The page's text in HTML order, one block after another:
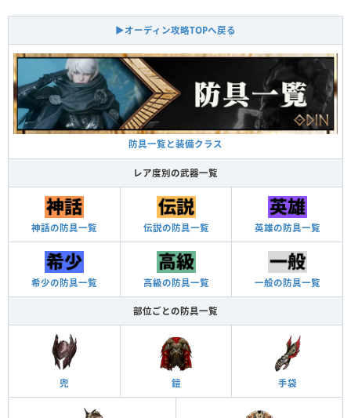
▶オーディン攻略TOPへ戻る
防具一覧と装備クラス
レア度別の武器一覧
神話の防具一覧 伝説の防具一覧 英雄の防具一覧
希少の防具一覧 高級の防具一覧 一般の防具一覧
部位ごとの防具一覧
兜 鎧 手袋